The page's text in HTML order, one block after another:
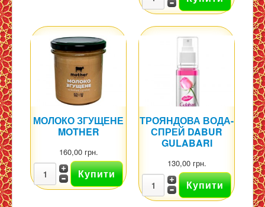
МОЛОКО ЗГУЩЕНЕ
MOTHER
160,00 грн.
ТРОЯНДОВА ВОДА-
СПРЕЙ DABUR
GULABARI
130,00 грн.